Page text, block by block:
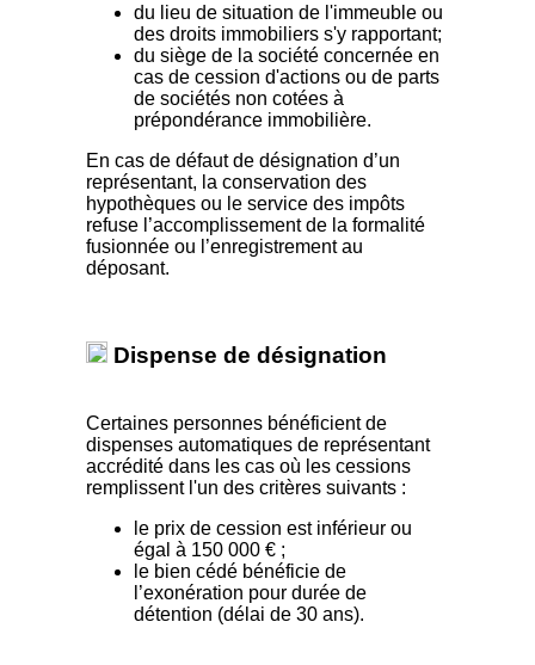
du lieu de situation de l'immeuble ou
des droits immobiliers s'y rapportant;
du siège de la société concernée en
cas de cession d'actions ou de parts
de sociétés non cotées à
prépondérance immobilière.
En cas de défaut de désignation d’un
représentant, la conservation des
hypothèques ou le service des impôts
refuse l’accomplissement de la formalité
fusionnée ou l’enregistrement au
déposant.
Dispense de désignation
Certaines personnes bénéficient de
dispenses automatiques de représentant
accrédité dans les cas où les cessions
remplissent l'un des critères suivants :
le prix de cession est inférieur ou
égal à 150 000 € ;
le bien cédé bénéficie de
l’exonération pour durée de
détention (délai de 30 ans).